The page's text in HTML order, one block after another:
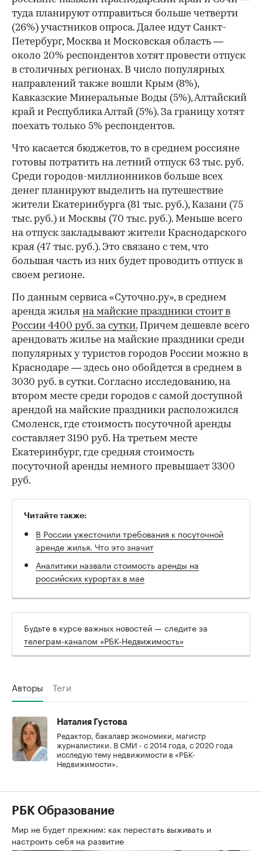
туда планируют отправиться больше четверти
(26%) участников опроса. Далее идут Санкт-
Петербург, Москва и Московская область —
около 20% респондентов хотят провести отпуск
в столичных регионах. В число популярных
направлений также вошли Крым (8%),
Кавказские Минеральные Воды (5%), Алтайский
край и Республика Алтай (5%). За границу хотят
поехать только 5% респондентов.
Что касается бюджетов, то в среднем россияне
готовы потратить на летний отпуск 63 тыс. руб.
Среди городов-миллионников больше всех
денег планируют выделить на путешествие
жители Екатеринбурга (81 тыс. руб.), Казани (75
тыс. руб.) и Москвы (70 тыс. руб.). Меньше всего
на отпуск закладывают жители Краснодарского
края (47 тыс. руб.). Это связано с тем, что
большая часть из них будет проводить отпуск в
своем регионе.
По данным сервиса «Суточно.ру», в среднем
аренда жилья на майские праздники стоит в
России 4400 руб. за сутки. Причем дешевле всего
арендовать жилье на майские праздники среди
популярных у туристов городов России можно в
Краснодаре — здесь оно обойдется в среднем в
3030 руб. в сутки. Согласно исследованию, на
втором месте среди городов с самой доступной
арендой на майские праздники расположился
Смоленск, где стоимость посуточной аренды
составляет 3190 руб. На третьем месте
Екатеринбург, где средняя стоимость
посуточной аренды немного превышает 3300
руб.
Читайте также:
В России ужесточили требования к посуточной
аренде жилья. Что это значит
Аналитики назвали стоимость аренды на
российских курортах в мае
Будьте в курсе важных новостей — следите за
телеграм-каналом «РБК-Недвижимость»
Авторы Теги
Наталия Густова
Редактор, бакалавр экономики, магистр
журналистики. В СМИ - с 2014 года, с 2020 года
исследую тему недвижимости в «РБК-
Недвижимости».
РБК Образование
Мир не будет прежним: как перестать выживать и
настроить себя на развитие